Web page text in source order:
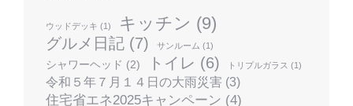
ウッドデッキ (1) キッチン (9)
グルメ日記 (7) サンルーム (1)
シャワーヘッド (2) トイレ (6) トリプルガラス (1)
令和５年７月１４日の大雨災害 (3)
住宅省エネ2025キャンペーン (4)